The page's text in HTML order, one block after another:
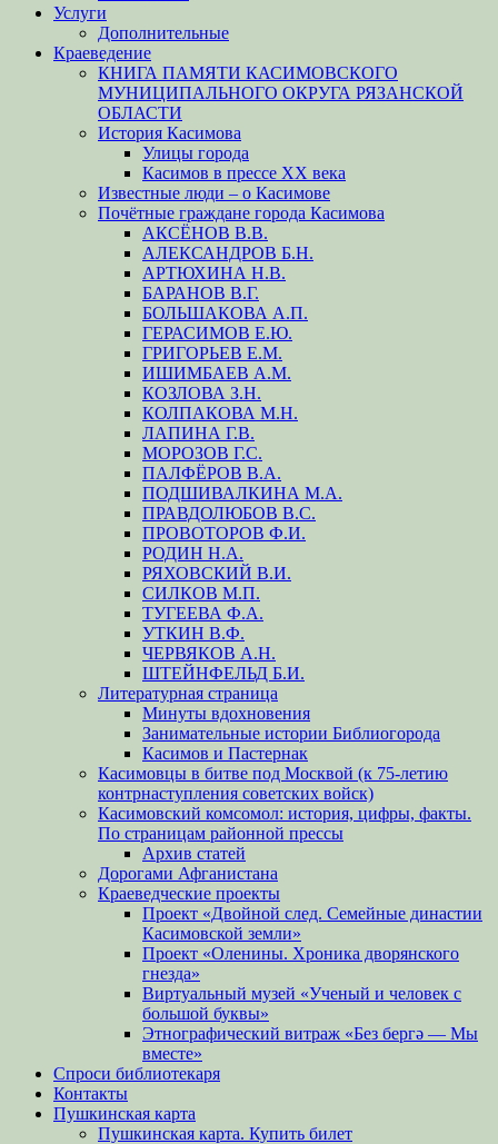
Услуги
Дополнительные
Краеведение
КНИГА ПАМЯТИ КАСИМОВСКОГО
МУНИЦИПАЛЬНОГО ОКРУГА РЯЗАНСКОЙ
ОБЛАСТИ
История Касимова
Улицы города
Касимов в прессе XX века
Известные люди – о Касимове
Почётные граждане города Касимова
АКСЁНОВ В.В.
АЛЕКСАНДРОВ Б.Н.
АРТЮХИНА Н.В.
БАРАНОВ В.Г.
БОЛЬШАКОВА А.П.
ГЕРАСИМОВ Е.Ю.
ГРИГОРЬЕВ Е.М.
ИШИМБАЕВ А.М.
КОЗЛОВА З.Н.
КОЛПАКОВА М.Н.
ЛАПИНА Г.В.
МОРОЗОВ Г.С.
ПАЛФЁРОВ В.А.
ПОДШИВАЛКИНА М.А.
ПРАВДОЛЮБОВ В.С.
ПРОВОТОРОВ Ф.И.
РОДИН Н.А.
РЯХОВСКИЙ В.И.
СИЛКОВ М.П.
ТУГЕЕВА Ф.А.
УТКИН В.Ф.
ЧЕРВЯКОВ А.Н.
ШТЕЙНФЕЛЬД Б.И.
Литературная страница
Минуты вдохновения
Занимательные истории Библиогорода
Касимов и Пастернак
Касимовцы в битве под Москвой (к 75-летию
контрнаступления советских войск)
Касимовский комсомол: история, цифры, факты.
По страницам районной прессы
Архив статей
Дорогами Афганистана
Краеведческие проекты
Проект «Двойной след. Семейные династии
Касимовской земли»
Проект «Оленины. Хроника дворянского
гнезда»
Виртуальный музей «Ученый и человек с
большой буквы»
Этнографический витраж «Без бергə — Мы
вместе»
Спроси библиотекаря
Контакты
Пушкинская карта
Пушкинская карта. Купить билет